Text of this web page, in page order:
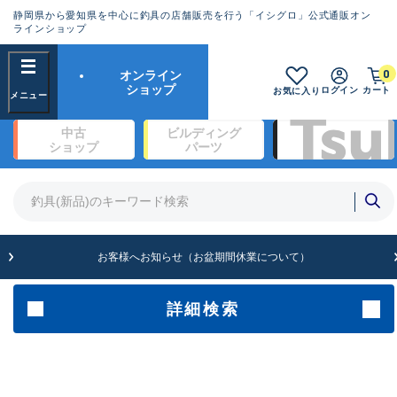
静岡県から愛知県を中心に釣具の店舗販売を行う「イシグロ」公式通販オン
ラインショップ
オンライン
ショップ
お気に入り ログイン カート
0
中古
ショップ
ビルディング
パーツ
お客様へお知らせ（お盆期間休業について）
詳細検索
フリーワード
商品カテゴリ
リール・カスタムパーツ(342)
ライン・ハリス・道糸(761)
針・仕掛(319)
ランクとは？
良
SA
新古品（メーカー問屋から仕入
れた未使用品）
※店頭展示時の置き傷が付いている
ものも含む
傷が極めて少ない極上品